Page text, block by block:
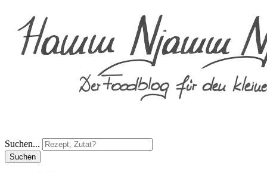
Suchen...
Suchen